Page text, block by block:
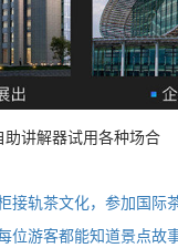
助讲解器试用各种场合
接轨茶文化，参加国际
位游客都能知道景点故事